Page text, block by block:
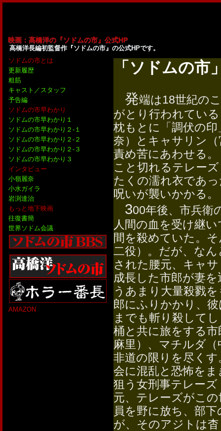
映画：高橋洋の『ソドムの市』公式HP
高橋洋長編初監督作『ソドムの市』の公式HPです。
「ソドムの市
発端は18世紀の
がとり行われてい
枕もとに「調伏の
奈）とキャサリン
責め苦にあわせる
こと切れるテレー
たくの濡れ衣であ
呪いが襲いかかる。
300年後、市兵衛
人間の血を受け継
間を殺めていた。
二役）。だが、な
された腰元、キャ
成長した市郎が妻
うあまり大量殺戮
郎にふりかかり、
までも斬り殺して
桶と共に旅をする
麻里）、マチルダ
非道の限りを尽く
会に混乱と恐怖を
狙う女刑事テレー
元、テレーズがこ
員を野に放ち、部
が、そのアジトは
ソドムの市とは
更新履歴
粗筋
キャスト／スタッフ
予告編
ソドムの市早わかり
ソドムの市早わかり１
ソドムの市早わかり２-１
ソドムの市早わかり２-２
ソドムの市早わかり２-３
ソドムの市早わかり３
インタビュー
小嶺麗奈
小水ガイラ
岩渕達治
もっと地下映画
往復書簡
世界ソドム会議
AMAZON